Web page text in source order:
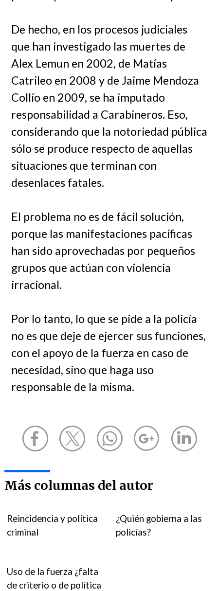
De hecho, en los procesos judiciales
que han investigado las muertes de
Alex Lemun en 2002, de Matías
Catrileo en 2008 y de Jaime Mendoza
Collío en 2009, se ha imputado
responsabilidad a Carabineros. Eso,
considerando que la notoriedad pública
sólo se produce respecto de aquellas
situaciones que terminan con
desenlaces fatales.
El problema no es de fácil solución,
porque las manifestaciones pacíficas
han sido aprovechadas por pequeños
grupos que actúan con violencia
irracional.
Por lo tanto, lo que se pide a la policía
no es que deje de ejercer sus funciones,
con el apoyo de la fuerza en caso de
necesidad, sino que haga uso
responsable de la misma.
Más columnas del autor
Reincidencia y política
criminal
¿Quién gobierna a las
policías?
Uso de la fuerza ¿falta
de criterio o de política